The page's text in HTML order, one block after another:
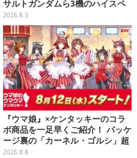
サルトガンダムら3機のハイスペ
ック可動フィギュア
2026.8.3
『ウマ娘』×ケンタッキーのコラ
ボ商品を一足早くご紹介！ パッケ
ージ裏の「カーネル・ゴルシ」超
長文コラボ告知は必見、オリジナ
2026.8.8